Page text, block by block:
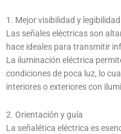
1. Mejor visibilidad y legibilidad
Las señales eléctricas son
hace ideales para transmitir
La iluminación eléctrica
condiciones de poca luz, lo
interiores o exteriores con
2. Orientación y guía
La señalética eléctrica es